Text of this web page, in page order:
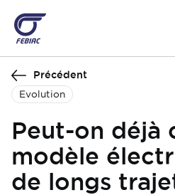
contenu
principal
Précédent
Evolution
Peut-on déjà
modèle
de longs